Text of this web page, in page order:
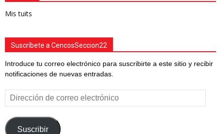
Mis tuits
Suscríbete a CencosSeccion22
Introduce tu correo electrónico para suscribirte a este sitio y recibir
notificaciones de nuevas entradas.
Dirección
de
correo
electrónico
Suscribir